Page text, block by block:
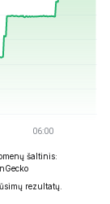
šaltinis:
rezultatų.